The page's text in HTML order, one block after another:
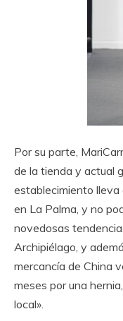
Por su parte,
de la tienda y actual
establecimiento lleva
en La Palma, y no
novedosas
Archipiélago, y
mercancía de China
meses por una
local».